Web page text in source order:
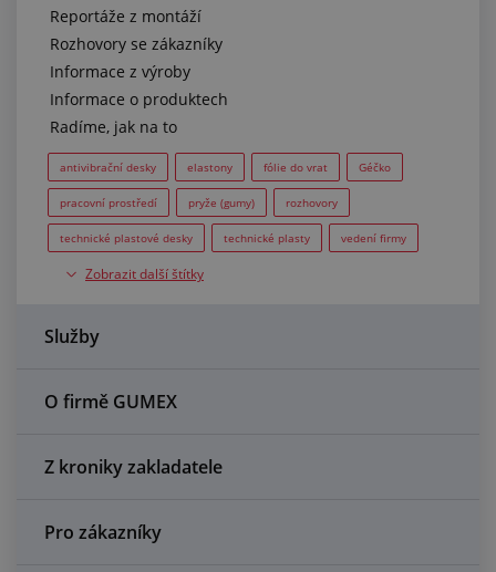
Dopravníkové pásy a montáž
Zlepšení pracovního prostředí
Další pryžové a plastové výrobky
Centrum poptávek
Vše o nákupu
Reportáže z montáží
Rozhovory se zákazníky
Informace z výroby
Informace o produktech
Radíme, jak na to
antivibrační desky elastony fólie do vrat Géčko
pracovní prostředí pryže (gumy) rozhovory
technické plastové desky technické plasty vedení firmy
VýrobaZobrazit další štítky
Služby
O firmě GUMEX
Z kroniky zakladatele
Pro zákazníky